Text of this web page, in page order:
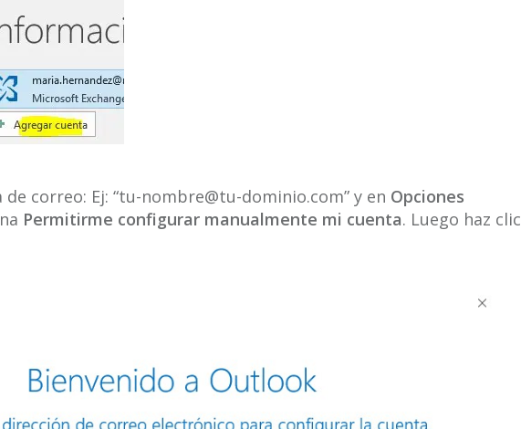
correo: Ej: “tu-nombre@tu-dominio.com” y en Opciones
Permitirme configurar manualmente mi cuenta. Luego haz clic